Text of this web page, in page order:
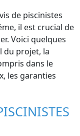
de piscinistes
il est crucial de
Voici quelques
du projet, la
dans le
les garanties